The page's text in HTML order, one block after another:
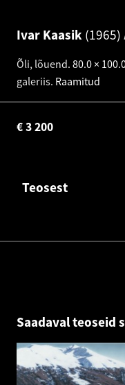
Ivar Kaasik 1965
Õli, lõuend. 80.0 ×
galeriis. Raamitud
3 200
€
Teosest
Saadaval teoseid